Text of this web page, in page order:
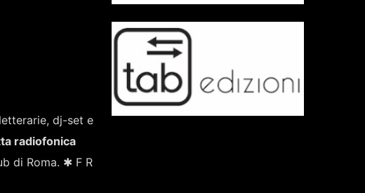
dj-set e
radiofonica
di Roma. ✱ F R